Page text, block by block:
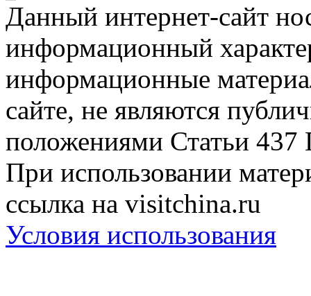
Данный интернет-сайт
информационный
информационные
сайте, не являются
положениями Статьи 437
При использовании
ссылка на visitchina.ru
Условия использования